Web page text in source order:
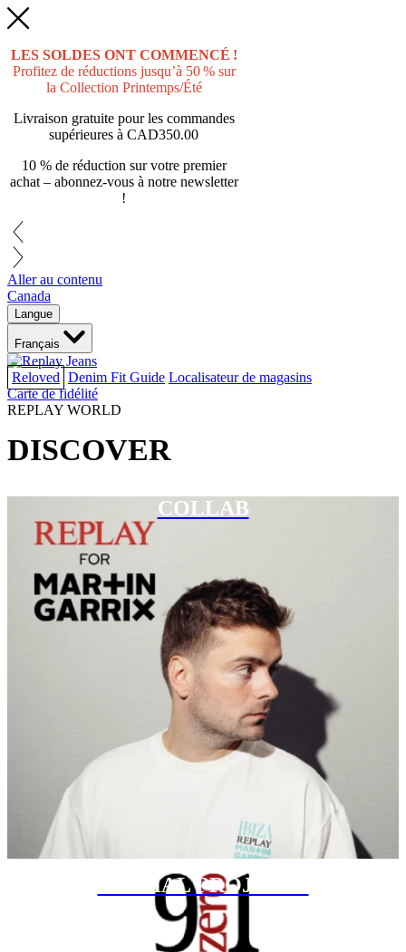
LES SOLDES ONT COMMENCÉ !
Profitez de réductions jusqu’à 50 % sur
la Collection Printemps/Été
Livraison gratuite pour les commandes
supérieures à CAD350.00
10 % de réduction sur votre premier
achat – abonnez-vous à notre newsletter
!
Aller au contenu
Canada
Langue
Français
Reloved Denim Fit Guide Localisateur de magasins
Carte de fidélité
REPLAY WORLD
DISCOVER
COLLAB
SPECIAL PROJECTS